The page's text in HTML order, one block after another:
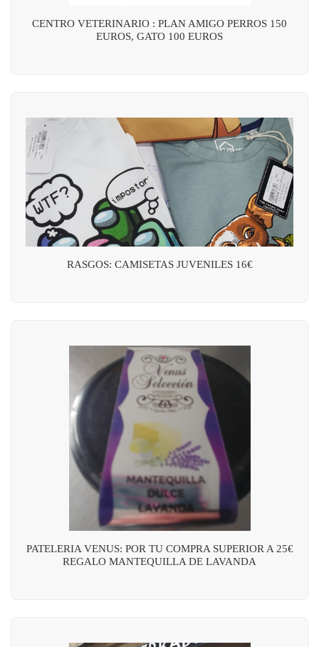
CENTRO VETERINARIO : PLAN AMIGO PERROS 150
EUROS, GATO 100 EUROS
RASGOS: CAMISETAS JUVENILES 16€
PATELERIA VENUS: POR TU COMPRA SUPERIOR A 25€
REGALO MANTEQUILLA DE LAVANDA